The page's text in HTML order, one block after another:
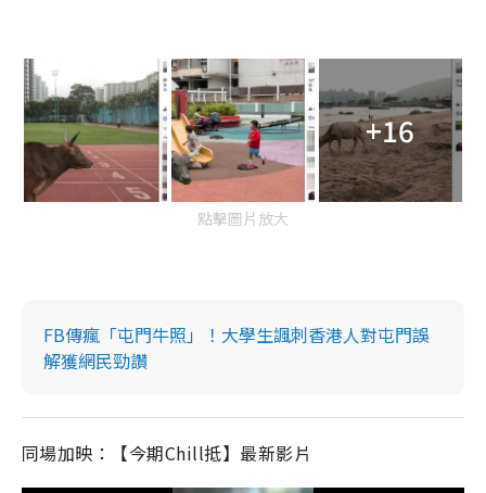
+16
點擊圖片放大
FB傳瘋「屯門牛照」！大學生諷刺香港人對屯門誤
解獲網民勁讚
同場加映：【今期Chill抵】最新影片